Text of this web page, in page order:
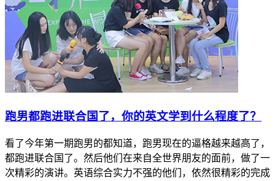
​跑男都跑进联合国了，你的英文学到什么程度了？
看了今年第一期跑男的都知道，跑男现在的逼格越来越高了，
都跑进联合国了。然后他们在来自全世界朋友的面前，做了一
次精彩的演讲。英语综合实力不强的他们，依然很精彩的完成